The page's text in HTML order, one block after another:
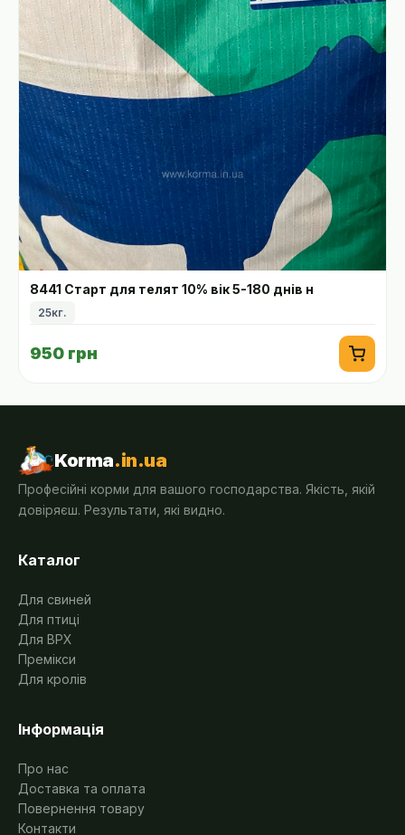
8441 Старт для телят 10% вік 5-180 днів н
25кг.
950 грн
Korma.in.ua
Професійні корми для вашого господарства. Якість, якій
довіряєш. Результати, які видно.
Каталог
Для свиней
Для птиці
Для ВРХ
Премікси
Для кролів
Інформація
Про нас
Доставка та оплата
Повернення товару
Контакти